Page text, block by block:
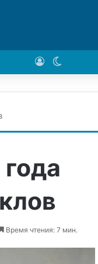
Войти
Время чтения: 7 мин.